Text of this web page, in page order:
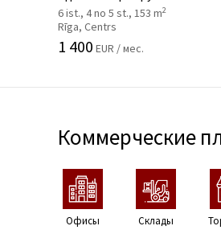
6 ist., 4 no 5 st., 153 m2
Rīga, Centrs
1 400 EUR / мес.
Коммерческие
Офисы Склады